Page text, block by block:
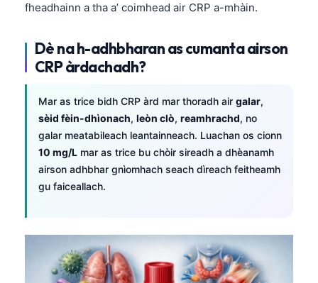
fheadhainn a tha a’ coimhead air CRP a-mhàin.
Dè na h-adhbharan as cumanta airson
CRP àrdachadh?
Mar as trice bidh CRP àrd mar thoradh air galar,
sèid fèin-dhìonach, leòn clò, reamhrachd, no
galar meatabileach leantainneach. Luachan os cionn
10 mg/L mar as trice bu chòir sireadh a dhèanamh
airson adhbhar gnìomhach seach dìreach feitheamh
gu faiceallach.